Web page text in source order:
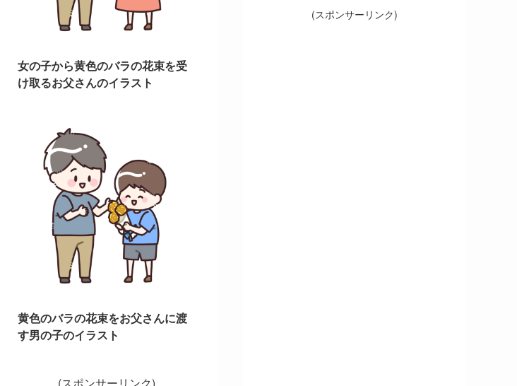
女の子から黄色のバラの花束を受
け取るお父さんのイラスト
黄色のバラの花束をお父さんに渡
す男の子のイラスト
(スポンサーリンク)
(スポンサーリンク)